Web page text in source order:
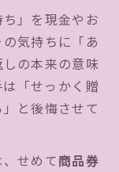
」を現金やお
気持ちに「あ
の本来の意味
「せっかく贈
と後悔させて
せめて商品券